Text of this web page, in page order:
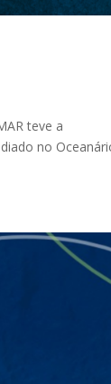
teve a
no